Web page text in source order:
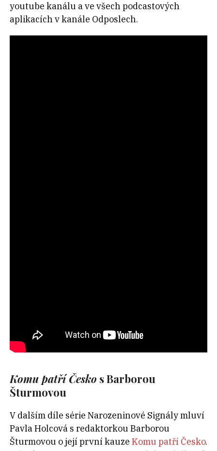
youtube kanálu a ve všech podcastových
aplikacích v kanále Odposlech.
Komu patří Česko s Barborou
Šturmovou
V dalším díle série Narozeninové Signály mluví
Pavla Holcová s redaktorkou Barborou
Šturmovou o její první kauze Komu patří Česko.